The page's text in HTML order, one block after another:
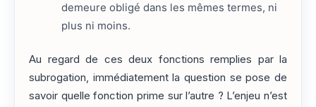
demeure obligé dans les mêmes termes, ni
plus ni moins.
Au regard de ces deux fonctions remplies par la
subrogation, immédiatement la question se pose de
savoir quelle fonction prime sur l’autre ? L’enjeu n’est